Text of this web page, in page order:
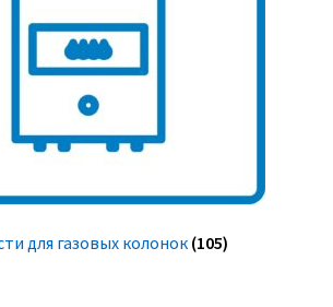
для газовых колонок (105)